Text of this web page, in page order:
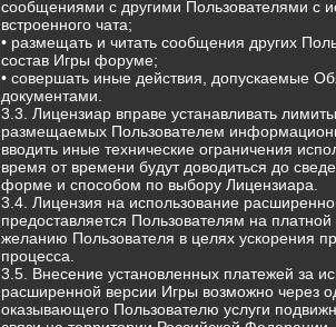
сообщениями с другими Пользователями с
встроенного чата;
• размещать и читать сообщения других
состав Игры форуме;
• совершать иные действия, допускаемые
документами.
3.3. Лицензиар вправе устанавливать
размещаемых Пользователем
вводить иные технические ограничения
время от времени будут доводиться до
форме и способом по выбору Лицензиара.
3.4. Лицензия на использование
предоставляется Пользователям на
желанию Пользователя в целях ускорения
процесса.
3.5. Внесение установленных платежей за
расширенной версии Игры возможно через
оказывающего Пользователю услуги